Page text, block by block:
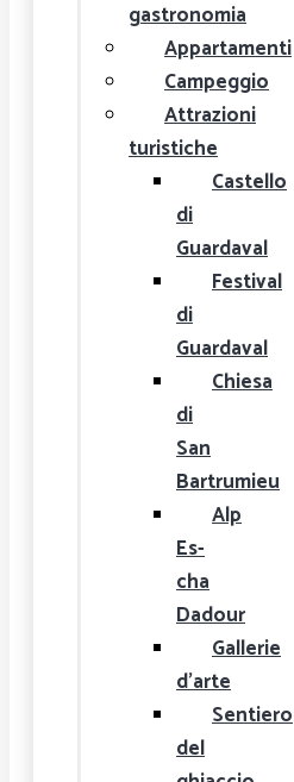
gastronomia
Appartamenti
Campeggio
Attrazioni
turistiche
Castello
di
Guardaval
Festival
di
Guardaval
Chiesa
di
San
Bartrumieu
Alp
Es-
cha
Dadour
Gallerie
d'arte
Sentiero
del